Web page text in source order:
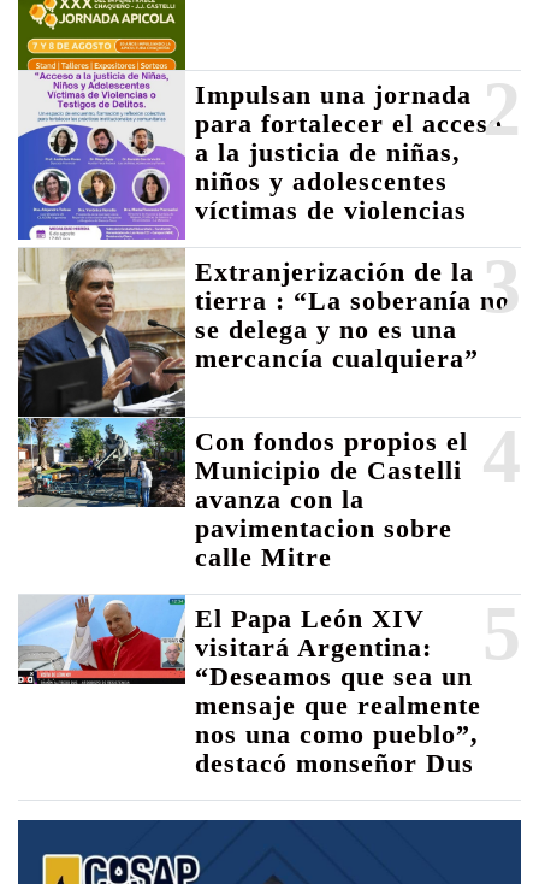
2
Impulsan una jornada
para fortalecer el acceso
a la justicia de niñas,
niños y adolescentes
víctimas de violencias
3
Extranjerización de la
tierra : “La soberanía no
se delega y no es una
mercancía cualquiera”
4
Con fondos propios el
Municipio de Castelli
avanza con la
pavimentacion sobre
calle Mitre
5
El Papa León XIV
visitará Argentina:
“Deseamos que sea un
mensaje que realmente
nos una como pueblo”,
destacó monseñor Dus